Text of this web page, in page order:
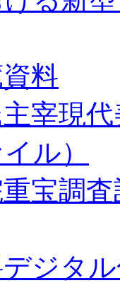
料
宰現
ル）
宝調
ジタ